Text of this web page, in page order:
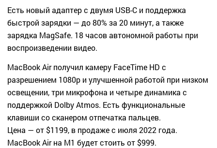
Есть новый адаптер с двумя USB-С и поддержка
быстрой зарядки — до 80% за 20 минут, а также
зарядка MagSafe. 18 часов автономной работы при
воспроизведении видео.
MacBook Air получил камеру FaceTime HD с
разрешением 1080p и улучшенной работой при низком
освещении, три микрофона и четыре динамика с
поддержкой Dolby Atmos. Есть функциональные
клавиши со сканером отпечатка пальцев.
Цена — от $1199, в продаже с июля 2022 года.
MacBook Air на M1 будет стоить от $999.